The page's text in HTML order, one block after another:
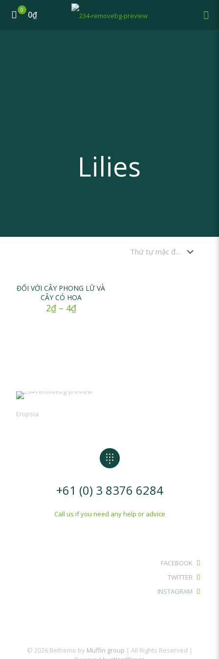
0 0₫
Lilies
ĐỐI VỚI CÂY PHONG LỮ VÀ
CÂY CÓ HOA
2₫– 4₫
Eropsia
+61 (0) 3 8376 6284
Call us if you need any help or advice
FACEBOOK
TWITTER
INSTAGRAM
© 2026 Betheme by Muffin group | All Rights Reserved |